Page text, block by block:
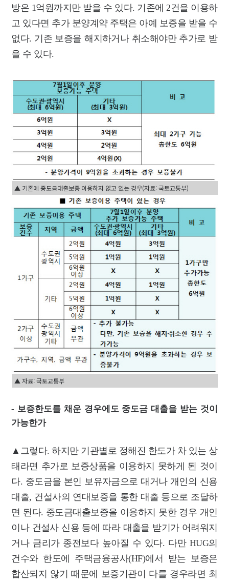
방은 1억원까지만 받을 수 있다. 기존에 2건을 이용하
고 있다면 추가 분양계약 주택은 아예 보증을 받을 수
없다. 기존 보증을 해지하거나 취소해야만 추가로 받
을 수 있다.
▲ 기존에 중도금대출보증 이용하지 않고 있는 경우(자료: 국토교통부)
▲ 자료: 국토교통부
- 보증한도를 채운 경우에도 중도금 대출을 받는 것이
가능한가
▲그렇다. 하지만 기관별로 정해진 한도가 차 있는 상
태라면 추가로 보증상품을 이용하지 못하게 된 것이
다. 중도금을 본인 보유자금으로 대거나 개인의 신용
대출, 건설사의 연대보증을 통한 대출 등으로 조달하
면 된다. 중도금대출보증을 이용하지 못한 경우 개인
이나 건설사 신용 등에 따라 대출을 받기가 어려워지
거나 금리가 종전보다 높아질 수 있다. 다만 HUG의
건수와 한도에 주택금융공사(HF)에서 받는 보증은
합산되지 않기 때문에 보증기관이 다를 경우라면 최